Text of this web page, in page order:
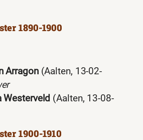
1890-1900
Arragon(Aalten, 13-02-
Westerveld (Aalten, 13-08-
1900-1910